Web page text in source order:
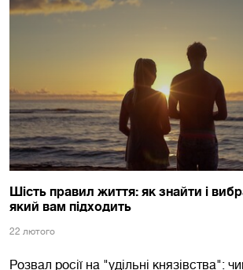
Шість правил життя: як знайти і
який вам підходить
22 лютого
Розвал росії на "удільні князівства":